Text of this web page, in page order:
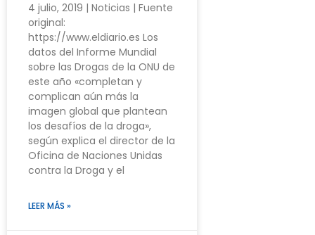
4 julio, 2019 | Noticias | Fuente
original:
https://www.eldiario.es Los
datos del Informe Mundial
sobre las Drogas de la ONU de
este año «completan y
complican aún más la
imagen global que plantean
los desafíos de la droga»,
según explica el director de la
Oficina de Naciones Unidas
contra la Droga y el
LEER MÁS »